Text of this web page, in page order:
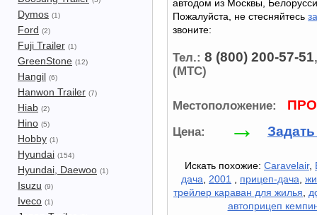
Dymos (1)
Ford (2)
Fuji Trailer (1)
GreenStone (12)
Hangil (6)
Hanwon Trailer (7)
Hiab (2)
Hino (5)
Hobby (1)
Hyundai (154)
Hyundai, Daewoo (1)
Isuzu (9)
Iveco (1)
автодом из Москвы,
Пожалуйста, не стесняйтесь
звоните:
Тел.:8 (800) 200-57-51
(МТС)
Местоположение:
Цена: →
Искать похожие: Caravelair,
дача, 2001 , прицеп-дача,
трейлер караван для жилья,
автоприцеп